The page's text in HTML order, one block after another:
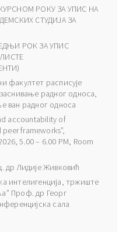
РОКУ ЗА УПИС НА
СТУДИЈА ЗА
РОК ЗА УПИС
факултет расписује
радног односа,
ван радног односа
accountability of
frameworks”,
5.00 – 6.00 PM, Room
др Лидије Живковић
интелигенција, тржиште
Проф. др Георг
сала